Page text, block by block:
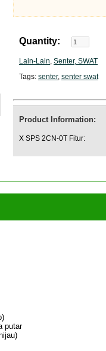
Quantity:
Lain-Lain, Senter, SWAT
Tags: senter, senter swat
Product Information:
X SPS 2CN-0T Fitur:
putar